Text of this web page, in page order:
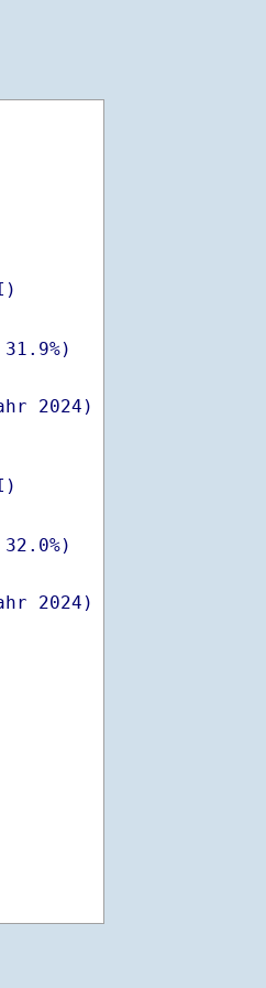
2024)
2024)